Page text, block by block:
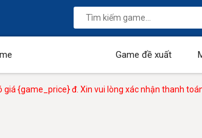
Game đề xuất
{game_price} đ. Xin vui lòng xác nhận thanh